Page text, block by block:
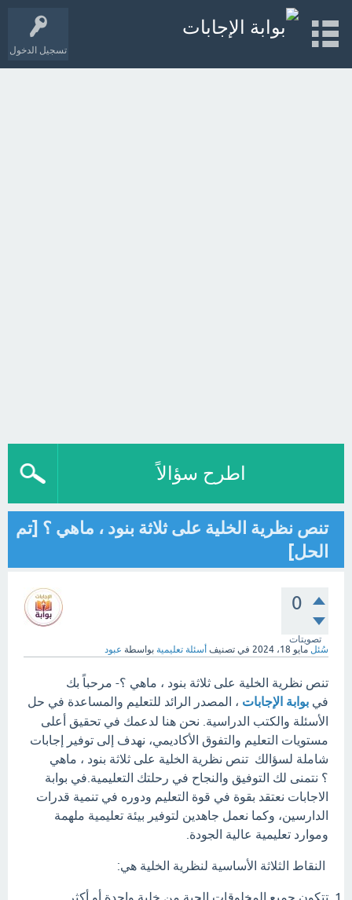
تسجيل الدخول
اطرح سؤالاً
تنص نظرية الخلية على ثلاثة بنود ، ماهي ؟ [تم
الحل]
0
تصويتات
سُئل مايو 18، 2024 في تصنيف أسئلة تعليمية بواسطة عبود
تنص نظرية الخلية على ثلاثة بنود ، ماهي ؟- مرحباً بك
في بوابة الإجابات ، المصدر الرائد للتعليم والمساعدة في حل
الأسئلة والكتب الدراسية. نحن هنا لدعمك في تحقيق أعلى
مستويات التعليم والتفوق الأكاديمي، نهدف إلى توفير إجابات
شاملة لسؤالك تنص نظرية الخلية على ثلاثة بنود ، ماهي
؟ نتمنى لك التوفيق والنجاح في رحلتك التعليمية.في بوابة
الاجابات نعتقد بقوة في قوة التعليم ودوره في تنمية قدرات
الدارسين، وكما نعمل جاهدين لتوفير بيئة تعليمية ملهمة
وموارد تعليمية عالية الجودة.
النقاط الثلاثة الأساسية لنظرية الخلية هي:
تتكون جميع المخلوقات الحية من خلية واحدة أو أكثر.